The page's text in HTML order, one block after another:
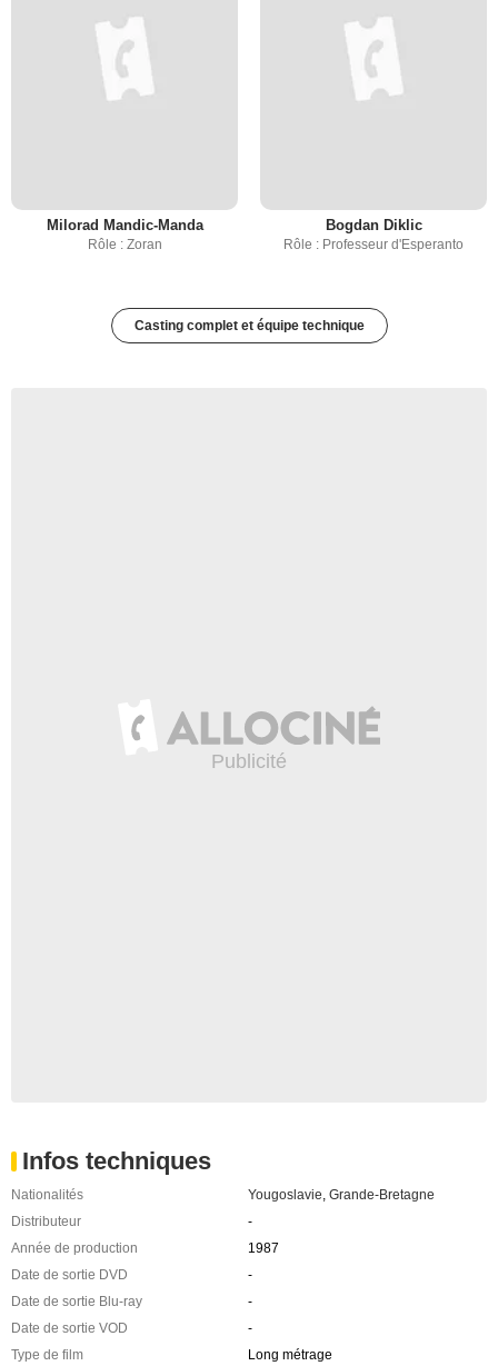
Milorad Mandic-Manda
Rôle : Zoran
Bogdan Diklic
Rôle : Professeur d'Esperanto
Casting complet et équipe technique
Infos techniques
Nationalités Yougoslavie, Grande-Bretagne
Distributeur
-
Année de production
1987
Date de sortie DVD
-
Date de sortie Blu-ray
-
Date de sortie VOD
-
Type de film
Long métrage